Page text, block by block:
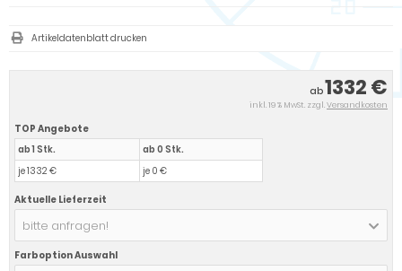
ab1332 €
inkl. 19 % MwSt. zzgl.Versandkosten
TOP Angebote
ab 1 Stk.
je 1332 €
ab 0 Stk.
je 0 €
Aktuelle Lieferzeit
bitte anfragen!
Farboption Auswahl
Artikeldatenblatt drucken